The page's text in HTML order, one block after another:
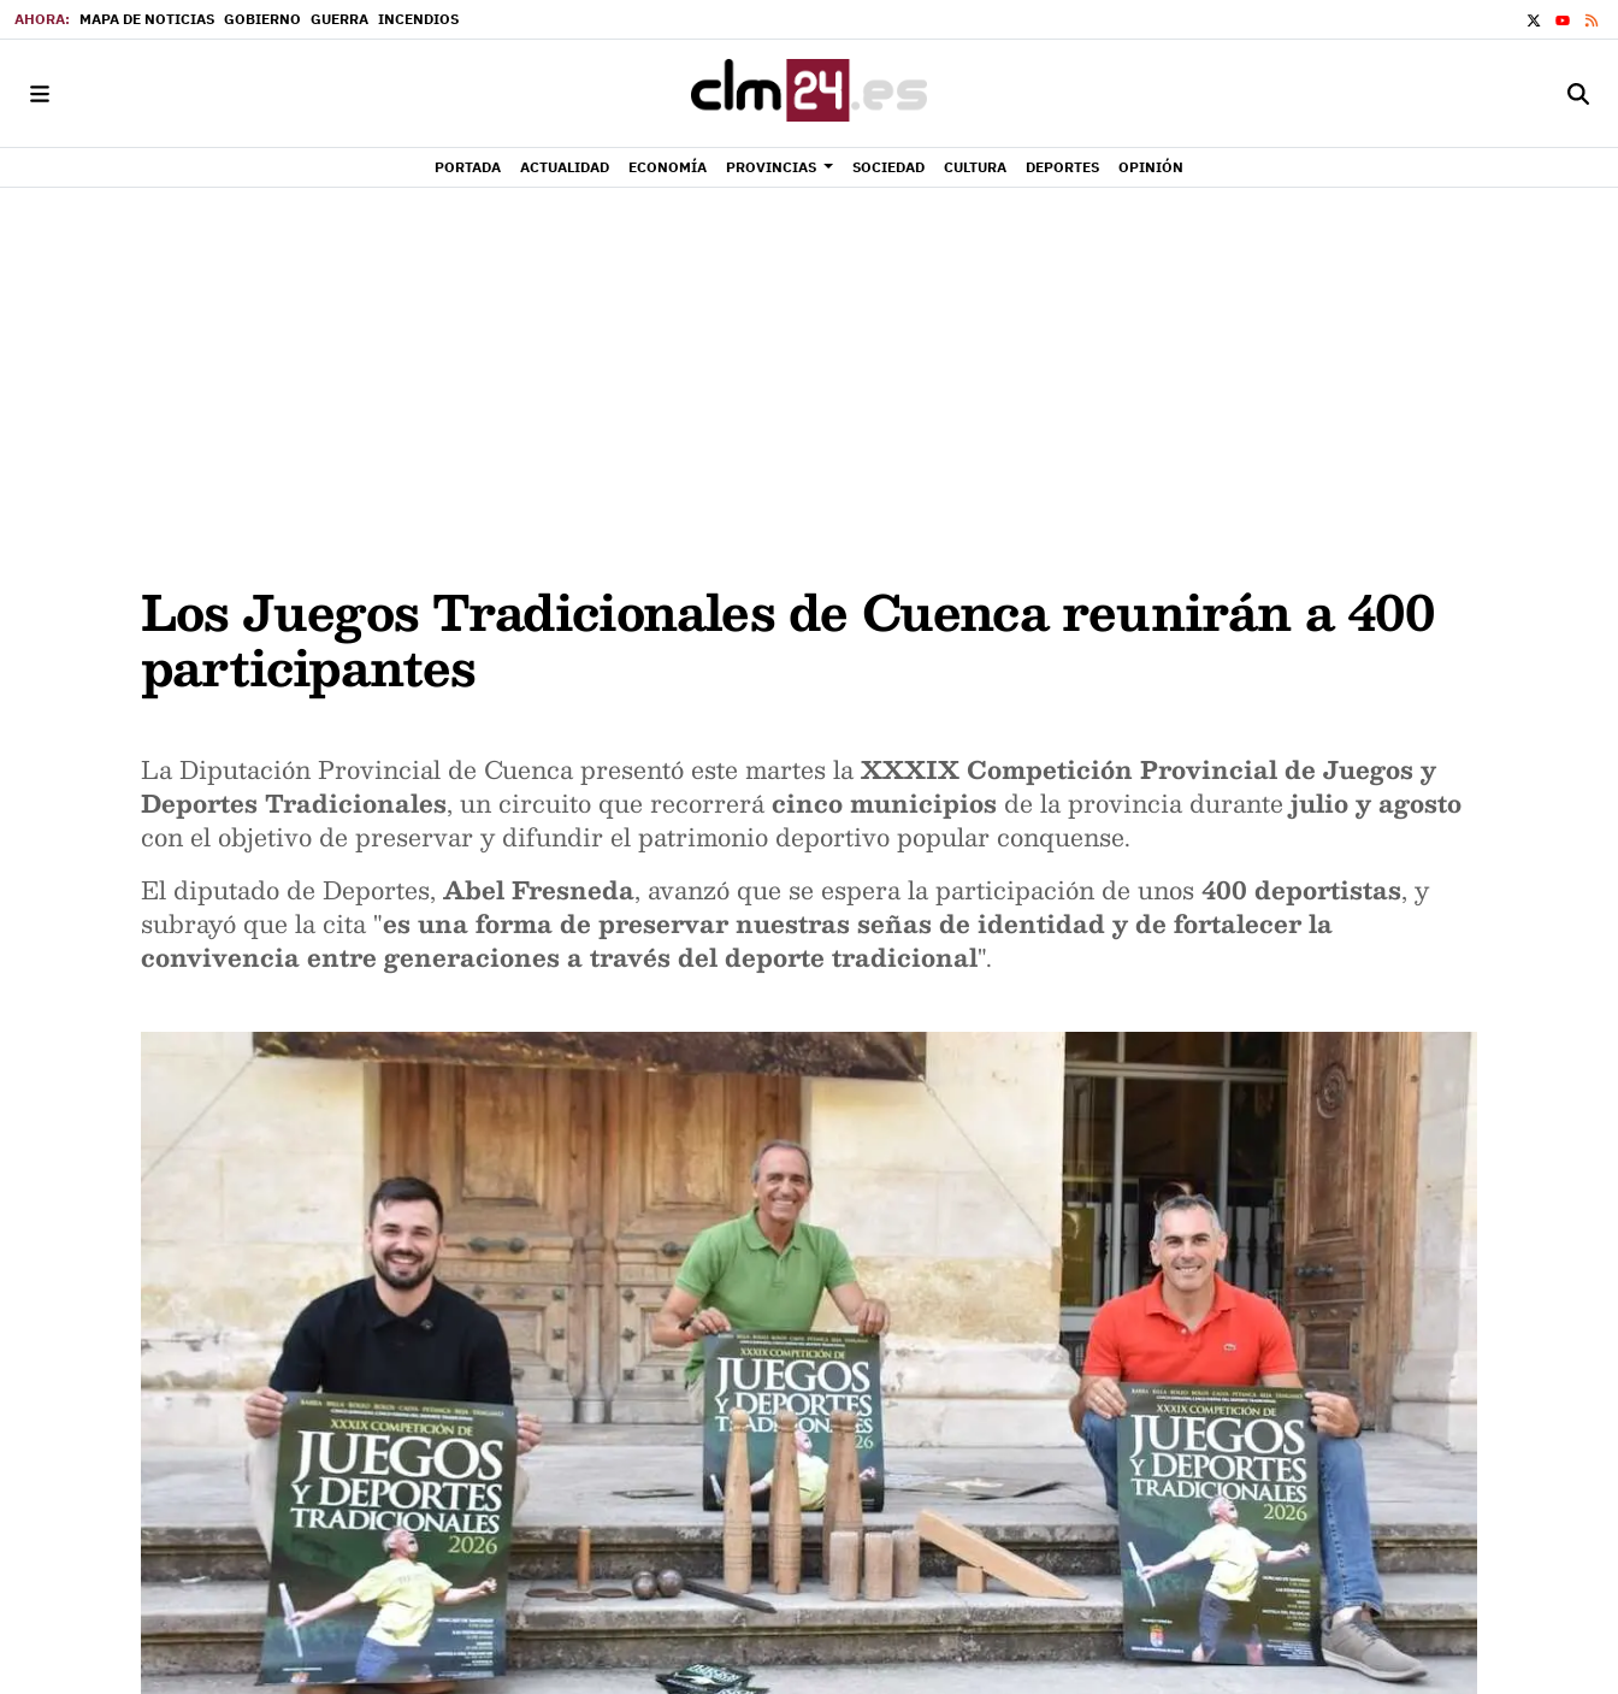
MAPA DE NOTICIAS GOBIERNO GUERRA INCENDIOS
YOUTUBE
PORTADA ACTUALIDAD ECONOMÍA PROVINCIAS SOCIEDAD CULTURA DEPORTES OPINIÓN
Los Juegos Tradicionales de Cuenca reunirán a 400
participantes
La Diputación Provincial de Cuenca presentó este martes laXXXIX Competición Provincial de Juegos y
Deportes Tradicionales, un circuito que recorrerácinco municipios de la provincia durantejulio y agosto
con el objetivo de preservar y difundir el patrimonio deportivo popular conquense.
El diputado de Deportes, Abel Fresneda, avanzó que se espera la participación de unos 400 deportistas, y
subrayó que la cita "es una forma de preservar nuestras señas de identidad y de fortalecer la
convivencia entre generaciones a través del deporte tradicional".